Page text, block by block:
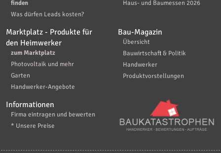
finden
Was dürfen Leads kosten?
Haus- und Baumessen 2026
Marktplatz - Produkte für
den Heimwerker
zum Marktplatz
Photovoltaik und mehr
Garten
Handwerker-Angebote
Bau-Magazin
Übersicht
Bauwirtschaft & Politik
Handwerker
Produktvorstellungen
Informationen
Firma eintragen und bewerten
* Unsere Preise